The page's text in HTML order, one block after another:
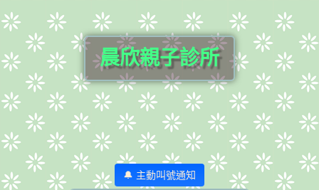
晨欣親子診所
🔔 主動叫號通知